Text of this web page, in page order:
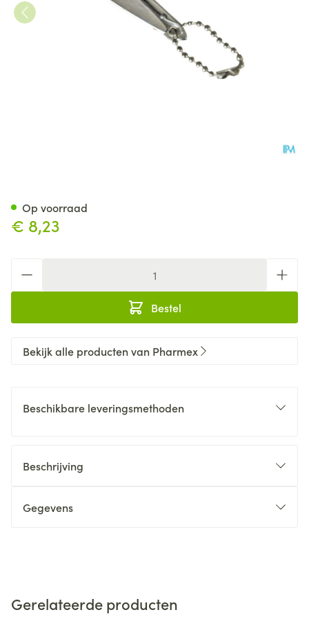
€ 8,23
Bestel
Op voorraad
Bekijk alle producten van Pharmex
Beschikbare leveringsmethoden
Beschrijving
Gegevens
Gerelateerde producten